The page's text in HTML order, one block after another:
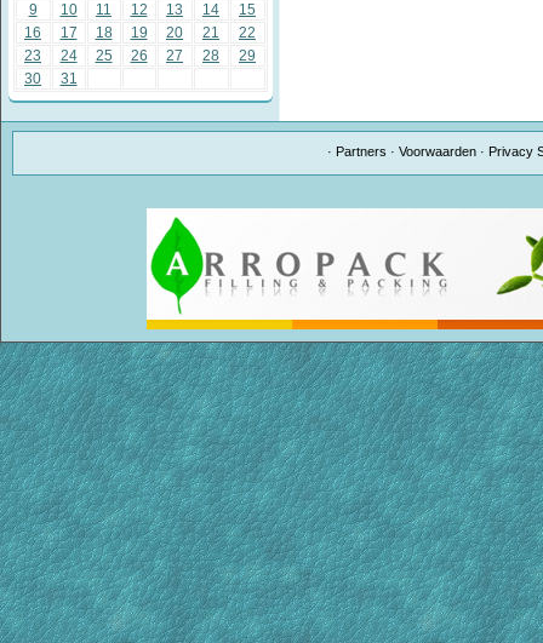
9
10 11 12 13 14
15
16
17 18 19 20 21
22
23
24 25 26 27 28
29
30
31
· Partners ·Voorwaarden · Privacy